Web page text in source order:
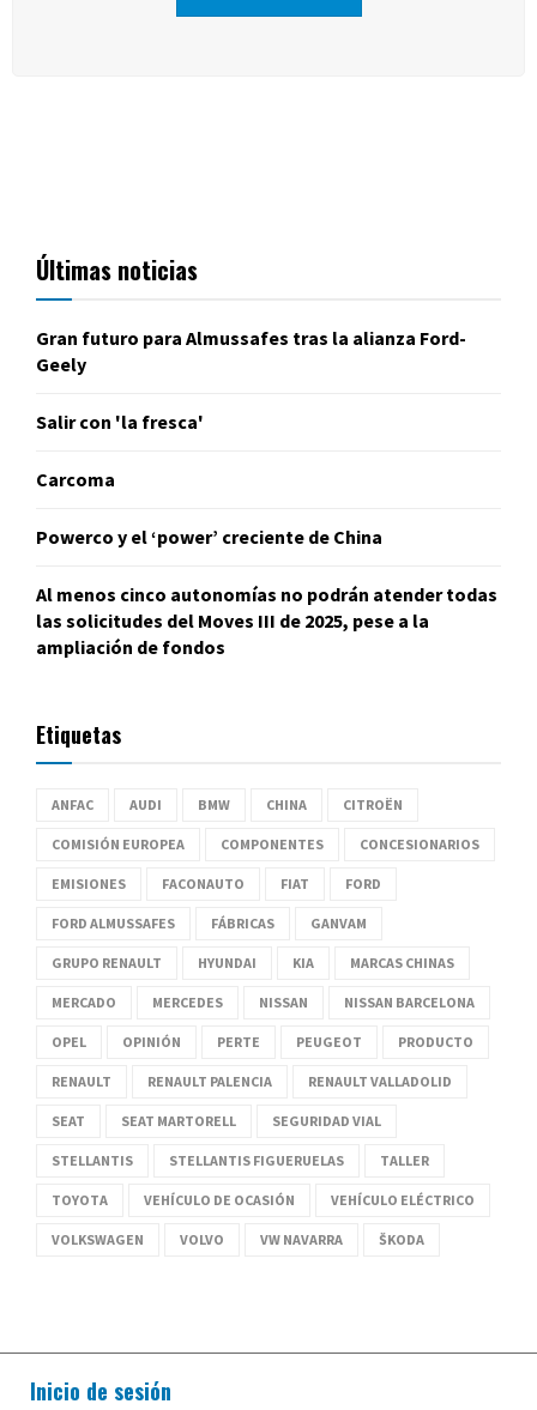
Últimas noticias
Gran futuro para Almussafes tras la alianza Ford-
Geely
Salir con 'la fresca'
Carcoma
Powerco y el ‘power’ creciente de China
Al menos cinco autonomías no podrán atender todas
las solicitudes del Moves III de 2025, pese a la
ampliación de fondos
Etiquetas
ANFAC AUDI BMW CHINA CITROËN
COMISIÓN EUROPEA COMPONENTES CONCESIONARIOS
EMISIONES FACONAUTO FIAT FORD
FORD ALMUSSAFES FÁBRICAS GANVAM
GRUPO RENAULT HYUNDAI KIA MARCAS CHINAS
MERCADO MERCEDES NISSAN NISSAN BARCELONA
OPEL OPINIÓN PERTE PEUGEOT PRODUCTO
RENAULT RENAULT PALENCIA RENAULT VALLADOLID
SEAT SEAT MARTORELL SEGURIDAD VIAL
STELLANTIS STELLANTIS FIGUERUELAS TALLER
TOYOTA VEHÍCULO DE OCASIÓN VEHÍCULO ELÉCTRICO
VOLKSWAGEN VOLVO VW NAVARRA ŠKODA
Inicio de sesión